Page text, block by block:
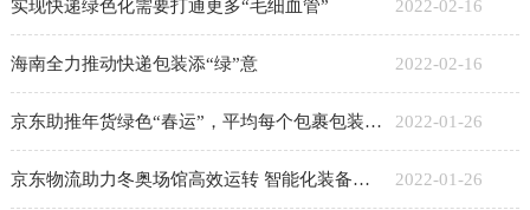
实现快递绿色化需要打通更多“毛细血管” 2022-02-16
海南全力推动快递包装添“绿”意 2022-02-16
京东助推年货绿色“春运”，平均每个包裹包装减碳400克 2022-01-26
京东物流助力冬奥场馆高效运转 智能化装备大显身手 2022-01-26